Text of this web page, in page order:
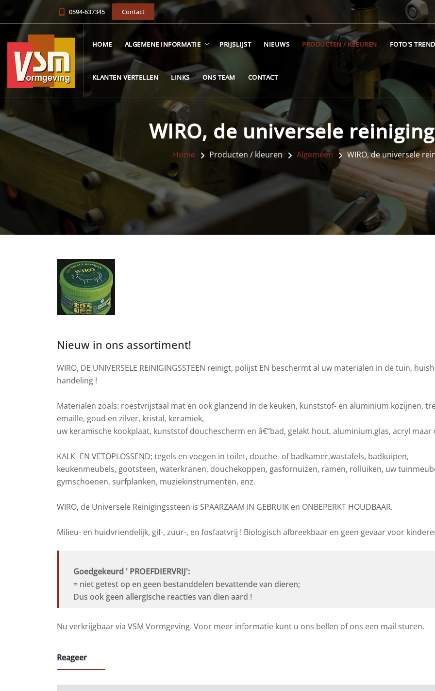
0594-637345 Contact
HOME ALGEMENE INFORMATIE PRIJSLIJST NIEUWS PRODUCTEN / KLEUREN FOTO'S
KLANTEN VERTELLEN LINKS ONS TEAM CONTACT
WIRO, de universele
Home Producten / kleuren Algemeen WIRO, de universele
Nieuw in ons assortiment!
WIRO, DE UNIVERSELE REINIGINGSSTEEN reinigt, polijst EN beschermt al uw materialen in de tuin,
handeling !
Materialen zoals: roestvrijstaal mat en ook glanzend in de keuken, kunststof- en aluminium kozijnen,
emaille, goud en zilver, kristal, keramiek,
uw keramische kookplaat, kunststof douchescherm en â€“bad, gelakt hout, aluminium,glas, acryl
KALK- EN VETOPLOSSEND; tegels en voegen in toilet, douche- of badkamer,wastafels, badkuipen,
keukenmeubels, gootsteen, waterkranen, douchekoppen, gasfornuizen, ramen, rolluiken, uw
gymschoenen, surfplanken, muziekinstrumenten, enz.
WIRO, de Universele Reinigingssteen is SPAARZAAM IN GEBRUIK en ONBEPERKT HOUDBAAR.
Milieu- en huidvriendelijk, gif-, zuur-, en fosfaatvrij ! Biologisch afbreekbaar en geen gevaar voor
Goedgekeurd ' PROEFDIERVRIJ':
= niet getest op en geen bestanddelen bevattende van dieren;
Dus ook geen allergische reacties van dien aard !
Nu verkrijgbaar via VSM Vormgeving. Voor meer informatie kunt u ons bellen of ons een mail sturen.
Reageer